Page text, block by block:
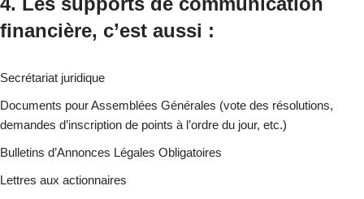
financière, c’est aussi :
Secrétariat juridique
Documents pour Assemblées Générales (vote des résolutions,
demandes d’inscription de points à l’ordre du jour, etc.)
Bulletins d’Annonces Légales Obligatoires
Lettres aux actionnaires